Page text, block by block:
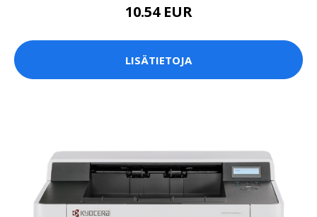
10.54 EUR
LISÄTIETOJA